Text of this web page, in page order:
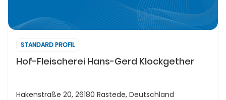
STANDARD PROFIL
Hof-Fleischerei Hans-Gerd Klockgether
Hakenstraße 20, 26180 Rastede, Deutschland